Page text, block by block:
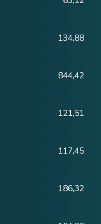
134,88
844,42
121,51
117,45
186,32